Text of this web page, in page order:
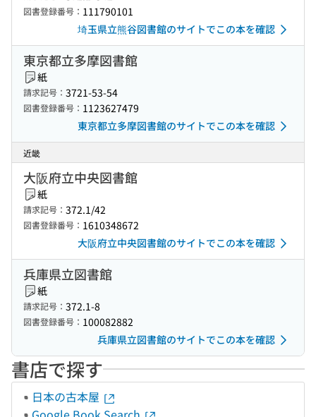
図書登録番号： 111790101
埼玉県立熊谷図書館のサイトでこの本を確認
東京都立多摩図書館
紙
請求記号： 3721-53-54
図書登録番号： 1123627479
東京都立多摩図書館のサイトでこの本を確認
近畿
大阪府立中央図書館
紙
請求記号： 372.1/42
図書登録番号： 1610348672
大阪府立中央図書館のサイトでこの本を確認
兵庫県立図書館
紙
請求記号： 372.1-8
図書登録番号： 100082882
兵庫県立図書館のサイトでこの本を確認
書店で探す
日本の古本屋